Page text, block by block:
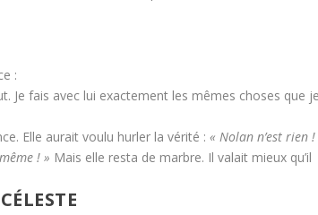
:
Je fais avec lui exactement les mêmes choses que
Elle aurait voulu hurler la vérité :« Nolan n’est rien !
! » Mais elle resta de marbre. Il valait mieux qu’il